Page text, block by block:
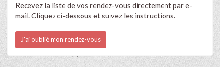
Recevez la liste de vos rendez-vous directement par e-
mail. Cliquez ci-dessous et suivez les instructions.
J'ai oublié mon rendez-vous